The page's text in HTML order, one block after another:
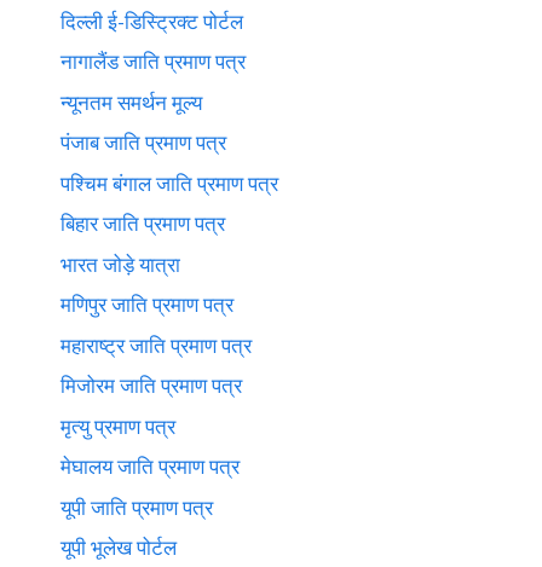
दिल्ली ई-डिस्ट्रिक्ट पोर्टल
नागालैंड जाति प्रमाण पत्र
न्यूनतम समर्थन मूल्य
पंजाब जाति प्रमाण पत्र
पश्चिम बंगाल जाति प्रमाण पत्र
बिहार जाति प्रमाण पत्र
भारत जोड़े यात्रा
मणिपुर जाति प्रमाण पत्र
महाराष्ट्र जाति प्रमाण पत्र
मिजोरम जाति प्रमाण पत्र
मृत्यु प्रमाण पत्र
मेघालय जाति प्रमाण पत्र
यूपी जाति प्रमाण पत्र
यूपी भूलेख पोर्टल